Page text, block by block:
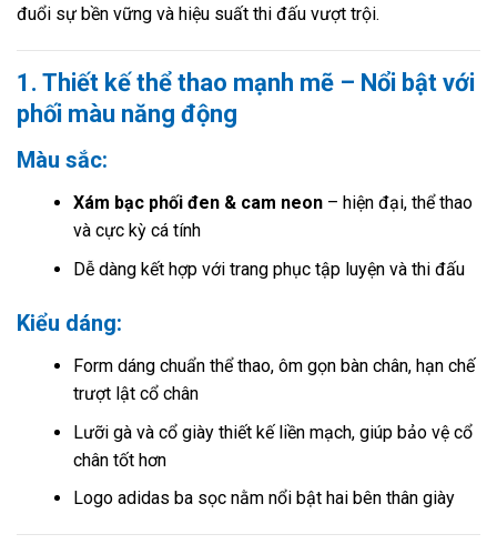
đuổi sự bền vững và hiệu suất thi đấu vượt trội.
1. Thiết kế thể thao mạnh mẽ – Nổi bật với
phối màu năng động
Màu sắc:
Xám bạc phối đen & cam neon– hiện đại, thể thao
và cực kỳ cá tính
Dễ dàng kết hợp với trang phục tập luyện và thi đấu
Kiểu dáng:
Form dáng chuẩn thể thao, ôm gọn bàn chân, hạn chế
trượt lật cổ chân
Lưỡi gà và cổ giày thiết kế liền mạch, giúp bảo vệ cổ
chân tốt hơn
Logo adidas ba sọc nằm nổi bật hai bên thân giày